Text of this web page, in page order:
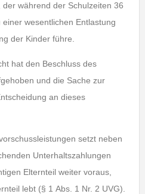
während der Schulzeiten 36
wesentlichen Entlastung
der Kinder führe.
hat den Beschluss des
und die Sache zur
an dieses
setzt neben
Unterhaltszahlungen
Elternteil weiter voraus,
lebt (§ 1 Abs. 1 Nr. 2 UVG).